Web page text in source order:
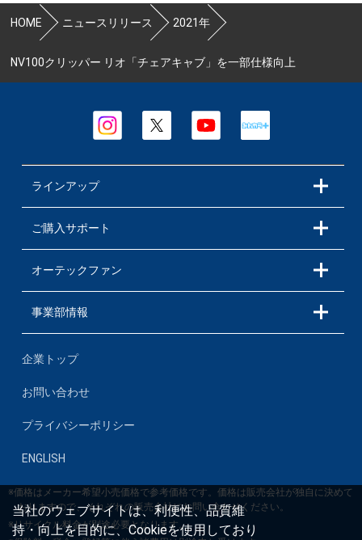
当社のウェブサイトは、利便性、品質維
持・向上を目的に、Cookieを使用しており
HOME ニュースリリース 2021年
NV100クリッパー リオ「チェアキャブ」を一部仕様向上
ラインアップ
ご購入サポート
オーテックファン
事業部情報
企業トップ
お問い合わせ
プライバシーポリシー
ENGLISH
※価格はメーカー希望小売価格で参考価格です。価格は販売会社が独自に決めて
おりますので、それぞれの販売会社にお問い合わせください。
※リサイクル料金が別途必要となります。